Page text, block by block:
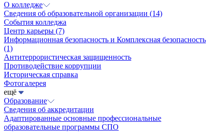
О колледже
Сведения об образовательной организации (14)
События колледжа
Центр карьеры (7)
Информационная безопасность и Комплексная безопасность
(1)
Антитеррористическая защищенность
Противодействие коррупции
Историческая справка
Фотогалерея
ещё
Образование
Сведения об аккредитации
Адаптированные основные профессиональные
образовательные программы СПО